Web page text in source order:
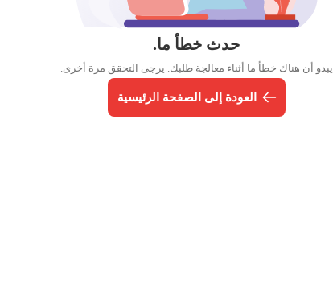
حدث خطأ ما.
يبدو أن هناك خطأ ما أثناء معالجة طلبك. يرجى التحقق مرة أخرى.
العودة إلى الصفحة الرئيسية